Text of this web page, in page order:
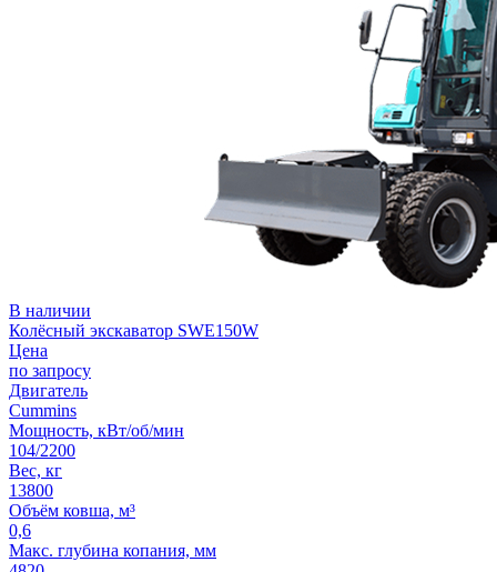
В наличии
Колёсный экскаватор SWE150W
Цена
по запросу
Двигатель
Cummins
Мощность, кВт/об/мин
104/2200
Вес, кг
13800
Объём ковша, м³
0,6
Макс. глубина копания, мм